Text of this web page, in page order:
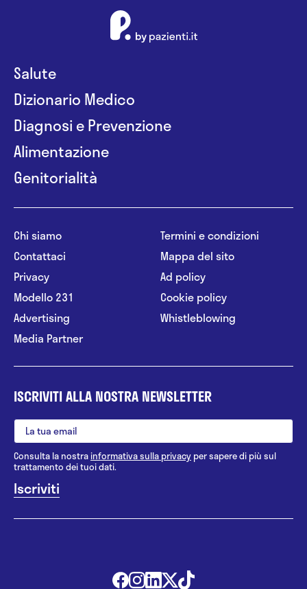
Salute
Dizionario Medico
Diagnosi e Prevenzione
Alimentazione
Genitorialità
Chi siamo
Contattaci
Privacy
Modello 231
Advertising
Media Partner
Termini e condizioni
Mappa del sito
Ad policy
Cookie policy
Whistleblowing
ISCRIVITI ALLA NOSTRA NEWSLETTER
Consulta la nostrainformativa sulla privacy per sapere di più sul
trattamento dei tuoi dati.